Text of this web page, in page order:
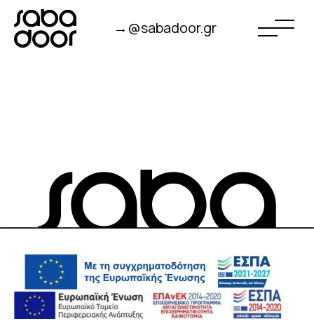
→@sabadoor.gr